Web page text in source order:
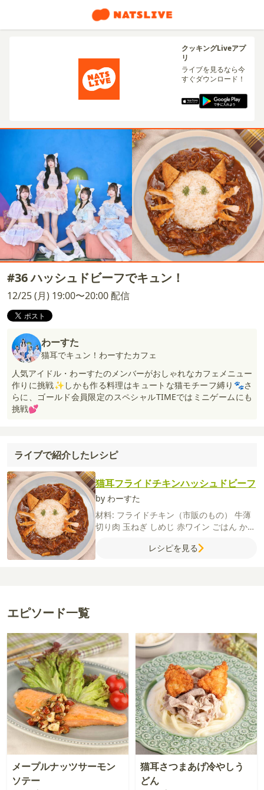
クッキングLiveアプ
リ
ライブを見るなら今
すぐダウンロード！
#36 ハッシュドビーフでキュン！
12/25 (月) 19:00〜20:00 配信
わーすた
猫耳でキュン！わーすたカフェ
人気アイドル・わーすたのメンバーがおしゃれなカフェメニュー
作りに挑戦✨しかも作る料理はキュートな猫モチーフ縛り🐾さ
らに、ゴールド会員限定のスペシャルTIMEではミニゲームにも
挑戦💕
ライブで紹介したレシピ
猫耳フライドチキンハッシュドビーフ
by わーすた
材料: フライドチキン（市販のもの） 牛薄
切り肉 玉ねぎ しめじ 赤ワイン ごはん かつ
ウスターソースコンソメ（顆粒）
レシピを見る
エピソード一覧
メープルナッツサーモン
ソテー
猫耳さつまあげ冷やしう
どん